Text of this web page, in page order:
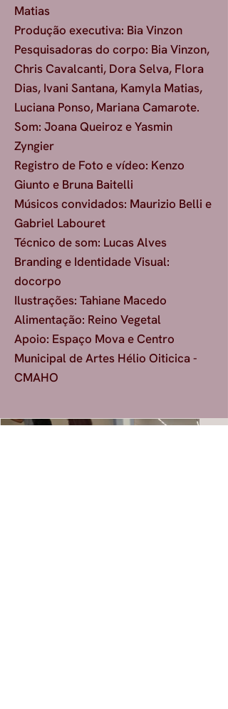
Matias
Produção executiva: Bia Vinzon
Pesquisadoras do corpo: Bia Vinzon,
Chris Cavalcanti, Dora Selva, Flora
Dias, Ivani Santana, Kamyla Matias,
Luciana Ponso, Mariana Camarote.
Som: Joana Queiroz e Yasmin
Zyngier
Registro de Foto e vídeo: Kenzo
Giunto e Bruna Baitelli
Músicos convidados: Maurizio Belli e
Gabriel Labouret
Técnico de som: Lucas Alves
Branding e Identidade Visual:
docorpo
Ilustrações: Tahiane Macedo
Alimentação: Reino Vegetal
Apoio: Espaço Mova e Centro
Municipal de Artes Hélio Oiticica -
CMAHO